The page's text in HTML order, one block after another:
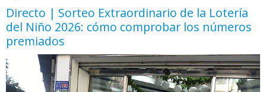
Directo | Sorteo Extraordinario de la Lotería
del Niño 2026: cómo comprobar los números
premiados